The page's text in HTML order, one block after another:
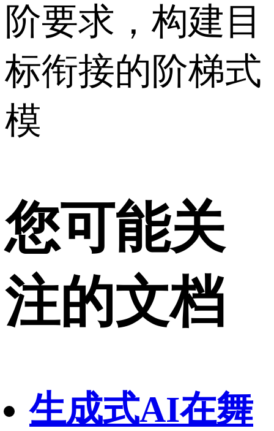
阶要求，构建目
标衔接的阶梯式
模
您可能关
注的文档
生成式AI在舞